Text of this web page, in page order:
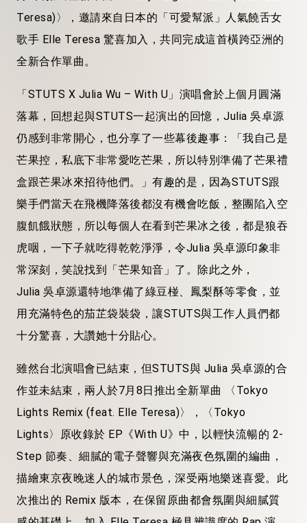
Teresa)〉，邀請來自日本的「可愛幫派」人氣饒舌女
歌手 Elle Teresa 驚喜加入，共同完成這首橫跨亞洲的
全新合作單曲。
「STUTS X Julia Wu – With U」演唱會於上個月圓滿
落幕，回想起與STUTS一起演出的回憶，Julia 吳卓源
仍感到非常開心，也分享了一些幕後趣事：「我自己是
芒果控，私底下非常愛吃芒果，所以特別準備了芒果禮
盒跟芒果冰來招待他們。」有趣的是，因為STUTS跟
樂手們當天在飛機降落後都沒有機會吃飯，整團陷入空
腹飢餓狀態，所以每個人在看到芒果冰之後，都是狼吞
虎咽，一下子就吃得乾乾淨淨，令Julia 吳卓源印象非
常深刻，笑說找到「芒果知音」了。除此之外，
Julia 吳卓源還特地準備了綠豆椪、鳳梨酥等零食，並
用充滿特色的茄芷袋裝袋，讓STUTS與工作人員們都
十分驚喜，大讚她十分貼心。
雖然台北演唱會已結束，但STUTS與 Julia 吳卓源的合
作並未結束，兩人於7月8日推出全新單曲 〈Tokyo
Lights Remix (feat. Elle Teresa)〉，〈Tokyo
Lights〉原收錄於 EP《With U》中，以輕快流暢的 2-
Step 節奏、細膩的電子聲響與充滿夜色氛圍的編曲，
描繪東京夜晚迷人的城市景色，深受兩地樂迷喜愛。此
次推出的 Remix 版本，在保留原曲都會氛圍與細膩質